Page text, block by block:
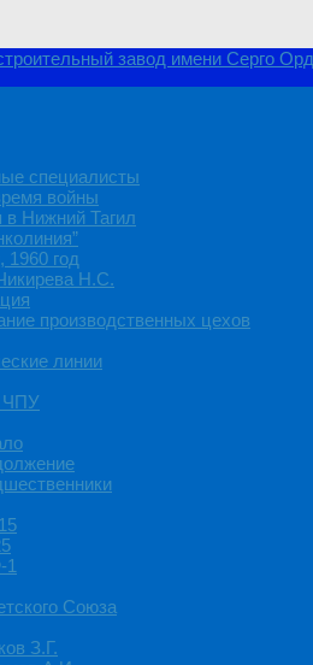
специалисты
войны
в Нижний Тагил
год
Н.С.
производственных цехов
линии
Союза
З.Г.